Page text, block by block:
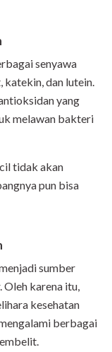
senyawa
dan lutein.
yang
melawan bakteri
tidak akan
pun bisa
sumber
karena itu,
kesehatan
berbagai